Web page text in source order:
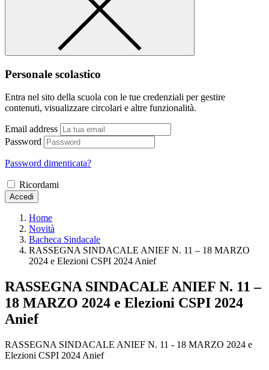
Personale scolastico
Entra nel sito della scuola con le tue credenziali per gestire
contenuti, visualizzare circolari e altre funzionalità.
Email address
Password
Password dimenticata?
Ricordami
Accedi
Home
Novità
Bacheca Sindacale
RASSEGNA SINDACALE ANIEF N. 11 – 18 MARZO
2024 e Elezioni CSPI 2024 Anief
RASSEGNA SINDACALE ANIEF N. 11 –
18 MARZO 2024 e Elezioni CSPI 2024
Anief
RASSEGNA SINDACALE ANIEF N. 11 - 18 MARZO 2024 e
Elezioni CSPI 2024 Anief